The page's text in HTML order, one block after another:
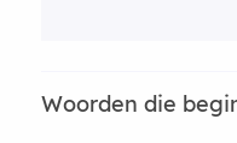
Woorden die